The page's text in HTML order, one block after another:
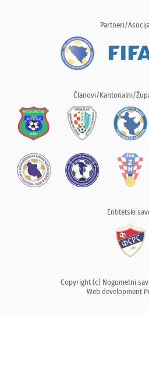
Partneri/
Članovi/Kantonalni/
Entitetski
Copyright (c) Nogometni
Web development